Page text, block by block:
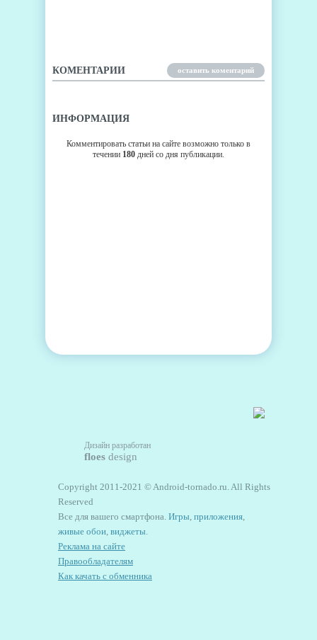
КОМЕНТАРИИ оставить коментарий
ИНФОРМАЦИЯ
Комментировать статьи на сайте возможно только в
течении 180 дней со дня публикации.
Дизайн разработан
floes design
Copyright 2011-2021 © Android-tornado.ru. All Rights
Reserved
Все для вашего смартфона. Игры, приложения,
живые обои, виджеты.
Реклама на сайте
Правообладателям
Как качать с обменника